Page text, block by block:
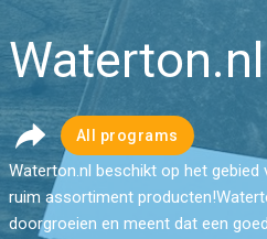
Waterton.nl
All programs
Waterton.nl beschikt op het gebied
ruim assortiment
doorgroeien en meent dat een